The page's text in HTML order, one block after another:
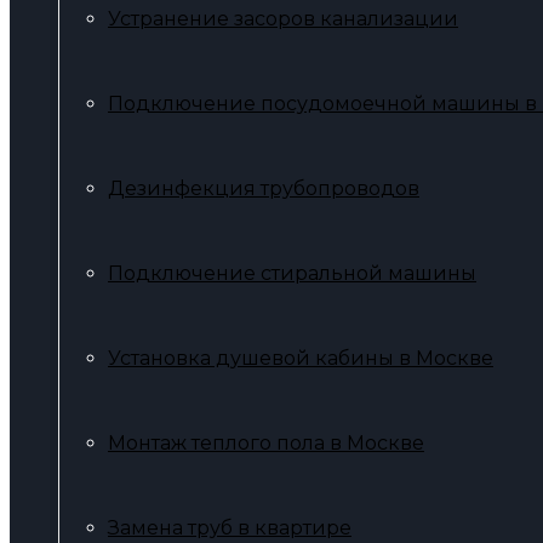
Устранение засоров канализации
Подключение посудомоечной машины в
Дезинфекция трубопроводов
Подключение стиральной машины
Установка душевой кабины в Москве
Монтаж теплого пола в Москве
Замена труб в квартире